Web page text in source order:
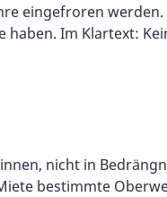
eingefroren
Im Klartext:
nicht in
bestimmte